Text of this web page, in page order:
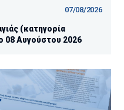
07/08/2026
(κατηγορία
08 Αυγούστου 2026